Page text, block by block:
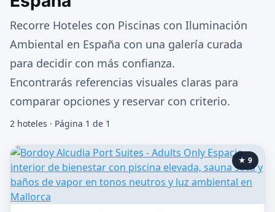
Recorre Hoteles con Piscinas con Iluminación
Ambiental en España con una galería curada
para decidir con más confianza.
Encontrarás referencias visuales claras para
comparar opciones y reservar con criterio.
2 hoteles · Página 1 de 1
★ 9